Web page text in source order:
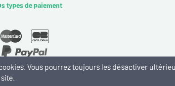
types de paiement
Vous pourrez toujours les désactiver